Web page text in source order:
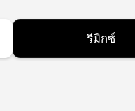
รีมิกซ์